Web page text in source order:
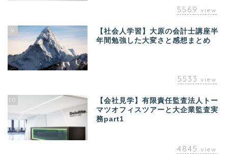
5569 view
9
【社会人学習】大原の会計士講座半
年間勉強した大変さと感想まとめ
5533 view
10
【会社見学】有限責任監査法人トー
マツオフィスツアーと大企業監査実
務part1
4845 view